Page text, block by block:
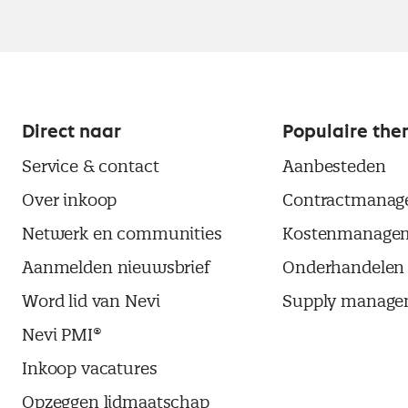
Direct naar
Service & contact
Over inkoop
Netwerk en communities
Aanmelden nieuwsbrief
Word lid van Nevi
Nevi PMI®
Inkoop vacatures
Opzeggen lidmaatschap
Populaire
Aanbesteden
Onderhandelen
Supply